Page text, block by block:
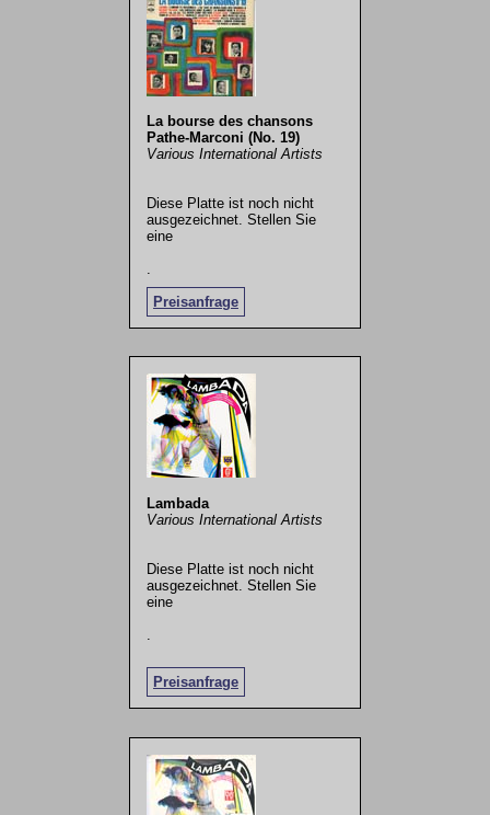
La bourse des chansons
Pathe-Marconi (No. 19)
Various International Artists
Diese Platte ist noch nicht
ausgezeichnet. Stellen Sie
eine
Preisanfrage
.
Lambada
Various International Artists
Diese Platte ist noch nicht
ausgezeichnet. Stellen Sie
eine
Preisanfrage
.